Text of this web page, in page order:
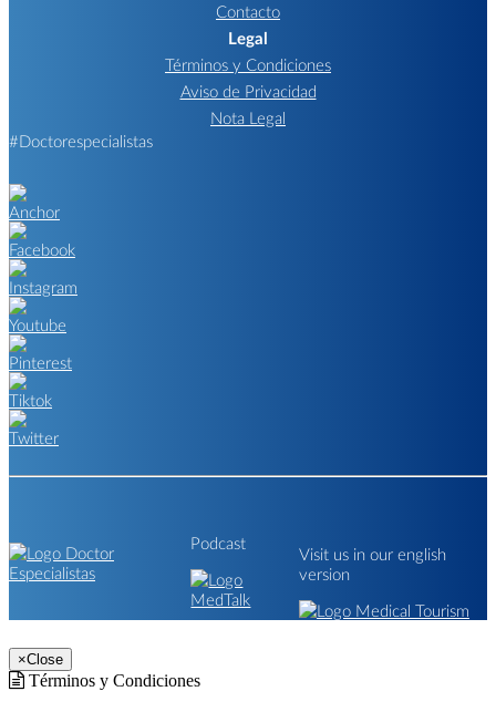
Contacto
Legal
Términos y Condiciones
Aviso de Privacidad
Nota Legal
#Doctorespecialistas
Podcast
Visit us in our english
version
×Close
Términos y Condiciones